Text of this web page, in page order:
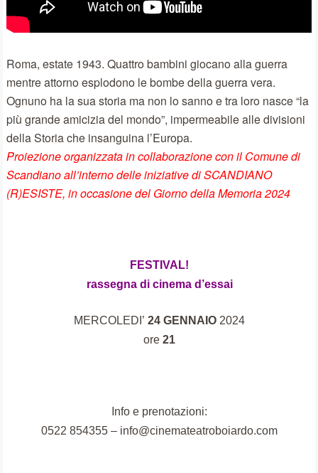
Roma, estate 1943. Quattro bambini giocano alla guerra
mentre attorno esplodono le bombe della guerra vera.
Ognuno ha la sua storia ma non lo sanno e tra loro nasce “la
più grande amicizia del mondo”, impermeabile alle divisioni
della Storia che insanguina l’Europa.
Proiezione organizzata in collaborazione con il Comune di
Scandiano all’interno delle iniziative di SCANDIANO
(R)ESISTE, in occasione del Giorno della Memoria 2024
FESTIVAL!
rassegna di cinema d’essai
MERCOLEDI’ 24 GENNAIO 2024
ore 21
Info e prenotazioni:
0522 854355 – info@cinemateatroboiardo.com